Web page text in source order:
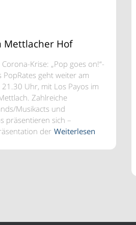
Mettlacher Hof
Krise: „Pop goes on!“-
PopRates geht weiter am
21.30 Uhr, mit Los Payos im
Zahlreiche
Musikacts und
präsentieren sich –
der Weiterlesen